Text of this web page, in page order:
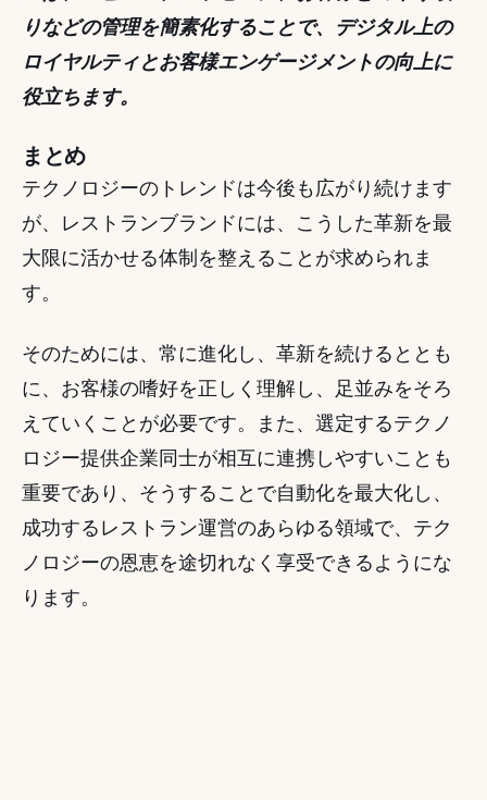
りなどの管理を簡素化することで、デジタル上の
ロイヤルティとお客様エンゲージメントの向上に
役立ちます。
まとめ
テクノロジーのトレンドは今後も広がり続けます
が、レストランブランドには、こうした革新を最
大限に活かせる体制を整えることが求められま
す。
そのためには、常に進化し、革新を続けるととも
に、お客様の嗜好を正しく理解し、足並みをそろ
えていくことが必要です。また、選定するテクノ
ロジー提供企業同士が相互に連携しやすいことも
重要であり、そうすることで自動化を最大化し、
成功するレストラン運営のあらゆる領域で、テク
ノロジーの恩恵を途切れなく享受できるようにな
ります。